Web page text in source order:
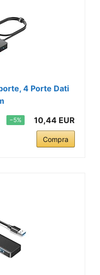
4 Porte Dati
−5% 10,44 EUR
Compra